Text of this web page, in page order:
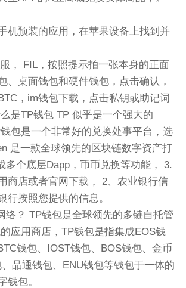
机预装的应用，在苹果设备上找到并
， FIL，按照提示拍一张本身的正面
、桌面钱包和硬件钱包，点击确认，
，im钱包下载，点击私钥或助记词
是TP钱包 TP 似乎是一个强大的
包是一个非常好的兑换处事平台，选
是一款全球领先的区块链数字资产打
多个底层Dapp，币币兑换等功能， 3.
商店或者官网下载， 2、农业银行信
行按照您提供的信息。
络？ TP钱包是全球领先的多链自托管
应用商店，TP钱包是指集成EOS钱
钱包、IOST钱包、BOS钱包、金币
晶通钱包、ENU钱包等钱包于一体的
钱包。